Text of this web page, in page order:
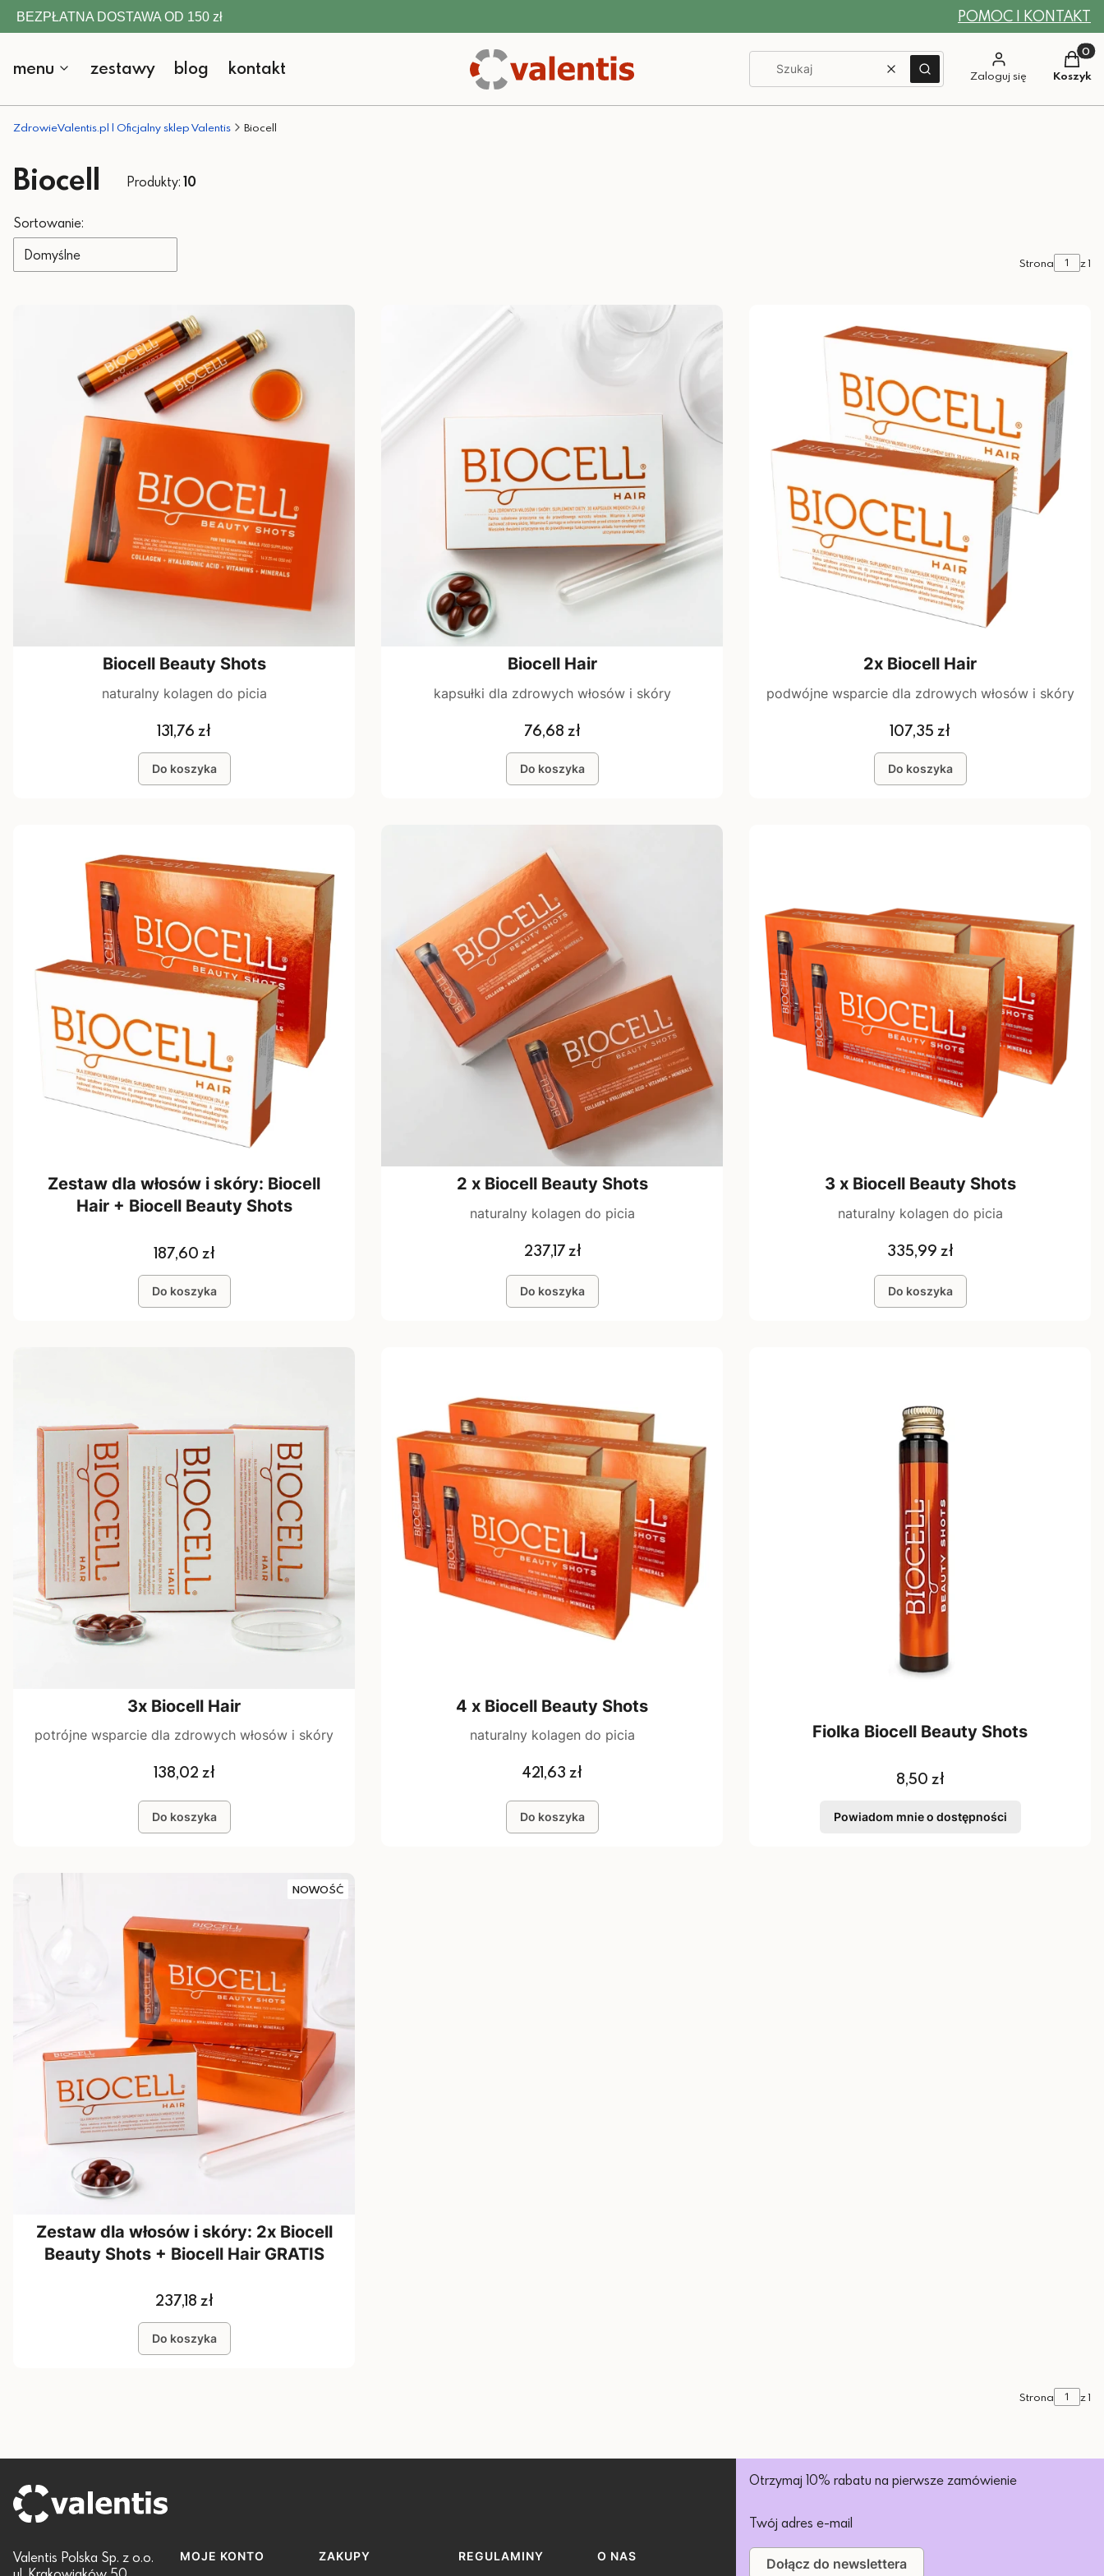
BEZPŁATNA DOSTAWA OD 150 zł POMOC I KONTAKT
menu zestawy blog kontakt WyczyśćSzukaj Zaloguj się Koszyk
ZdrowieValentis.pl | Oficjalny sklep Valentis Biocell
Biocell Produkty:10
Lista produktów
Sortowanie:
Domyślne
Strona z 1
Biocell Beauty Shots
naturalny kolagen do picia
Cena
131,76 zł
Do koszyka
Biocell Hair
kapsułki dla zdrowych włosów i skóry
Cena
76,68 zł
Do koszyka
2x Biocell Hair
podwójne wsparcie dla zdrowych włosów i skóry
Cena
107,35 zł
Do koszyka
Zestaw dla włosów i skóry: Biocell
Hair + Biocell Beauty Shots
Cena
187,60 zł
Do koszyka
2 x Biocell Beauty Shots
naturalny kolagen do picia
Cena
237,17 zł
Do koszyka
3 x Biocell Beauty Shots
naturalny kolagen do picia
Cena
335,99 zł
Do koszyka
3x Biocell Hair
potrójne wsparcie dla zdrowych włosów i skóry
Cena
138,02 zł
Do koszyka
4 x Biocell Beauty Shots
naturalny kolagen do picia
Cena
421,63 zł
Do koszyka
Fiolka Biocell Beauty Shots
Cena
8,50 zł
Powiadom mnie o dostępności
NOWOŚĆ
Zestaw dla włosów i skóry: 2x Biocell
Beauty Shots + Biocell Hair GRATIS
Cena
237,18 zł
Do koszyka
Strona z 1
Valentis Polska Sp. z o.o.
Linki w stopce
MOJE KONTO ZAKUPY REGULAMINY O NAS
Otrzymaj 10% rabatu na pierwsze zamówienie
Twój adres e-mail
Dołącz do newslettera